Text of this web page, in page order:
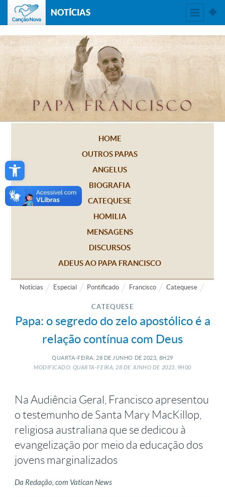
Open toolbar
NOTÍCIAS
HOME
OUTROS PAPAS
ANGELUS
BIOGRAFIA
CATEQUESE
HOMILIA
MENSAGENS
DISCURSOS
ADEUS AO PAPA FRANCISCO
Notícias Especial Pontificado Francisco Catequese
CATEQUESE
Papa: o segredo do zelo apostólico é a
relação contínua com Deus
QUARTA-FEIRA, 28 DE JUNHO DE 2023, 8H29
MODIFICADO: QUARTA-FEIRA, 28 DE JUNHO DE 2023, 9H00
Na Audiência Geral, Francisco apresentou
o testemunho de Santa Mary MacKillop,
religiosa australiana que se dedicou à
evangelização por meio da educação dos
jovens marginalizados
Da Redação, com Vatican News